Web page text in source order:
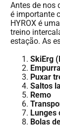
Antes de nos
é importante
HYROX é
treino
estação. As
SkiErg
Puxar
Saltos
Remo
Lunges
Bolas